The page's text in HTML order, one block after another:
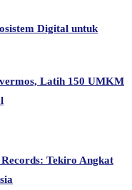
Digital untuk
Latih 150 UMKM
Tekiro Angkat